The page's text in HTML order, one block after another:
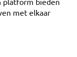
met elkaar